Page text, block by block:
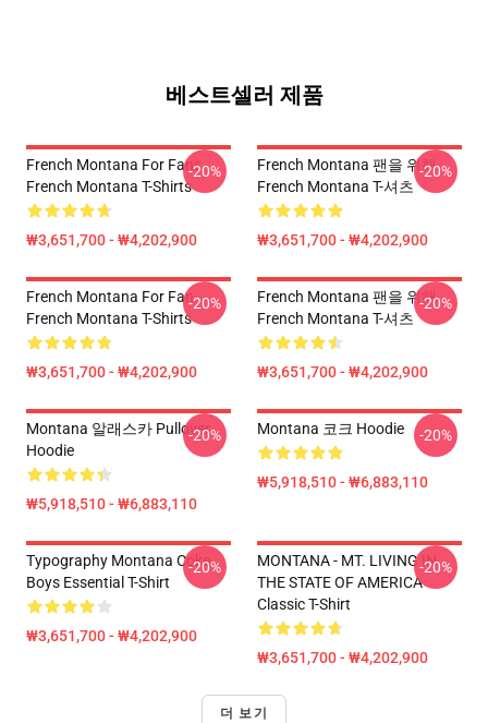
베스트셀러 제품
French Montana For Fans
French Montana T-Shirts
₩3,651,700 - ₩4,202,900
-20%
French Montana 팬을 위해
French Montana T-셔츠
₩3,651,700 - ₩4,202,900
-20%
French Montana For Fan
French Montana T-Shirts
₩3,651,700 - ₩4,202,900
-20%
French Montana 팬을 위해
French Montana T-셔츠
₩3,651,700 - ₩4,202,900
-20%
Montana 알래스카 Pullover
Hoodie
₩5,918,510 - ₩6,883,110
-20% Montana 코크 Hoodie
₩5,918,510 - ₩6,883,110
-20%
Typography Montana Coke
Boys Essential T-Shirt
₩3,651,700 - ₩4,202,900
-20%
MONTANA - MT. LIVING IN
THE STATE OF AMERICA
Classic T-Shirt
₩3,651,700 - ₩4,202,900
-20%
더 보기